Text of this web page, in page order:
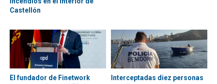
Castellón
El fundador de Finetwork
Interceptadas diez personas